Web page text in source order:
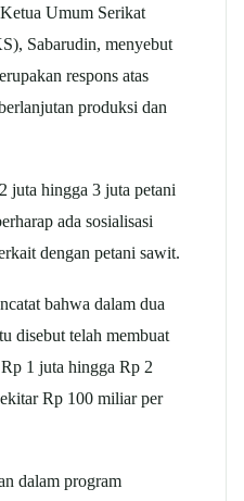
Umum Serikat
Sabarudin, menyebut
respons atas
produksi dan
juta hingga 3 juta petani
ada sosialisasi
dengan petani sawit.
bahwa dalam dua
disebut telah membuat
1 juta hingga Rp 2
Rp 100 miliar per
dalam program